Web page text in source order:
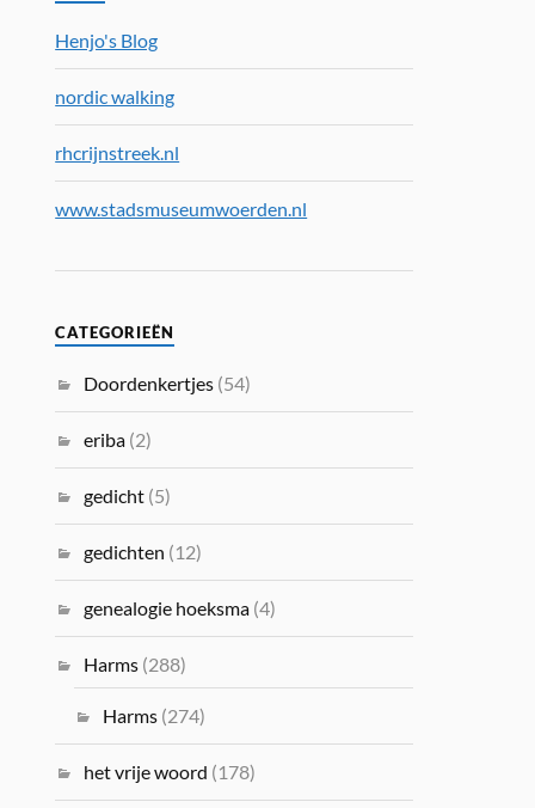
Henjo's Blog
nordic walking
rhcrijnstreek.nl
www.stadsmuseumwoerden.nl
CATEGORIEËN
Doordenkertjes (54)
eriba (2)
gedicht (5)
gedichten (12)
genealogie hoeksma (4)
Harms (288)
Harms (274)
het vrije woord (178)